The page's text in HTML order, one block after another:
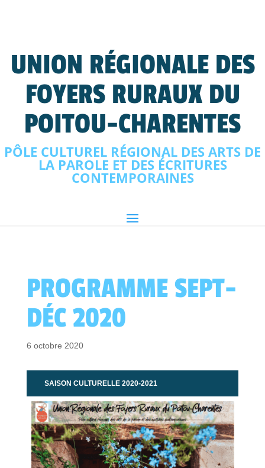
UNION RÉGIONALE DES
FOYERS RURAUX DU
POITOU-CHARENTES
PÔLE CULTUREL RÉGIONAL DES ARTS DE
LA PAROLE ET DES ÉCRITURES
CONTEMPORAINES
PROGRAMME SEPT-
DÉC 2020
6 octobre 2020
SAISON CULTURELLE 2020-2021